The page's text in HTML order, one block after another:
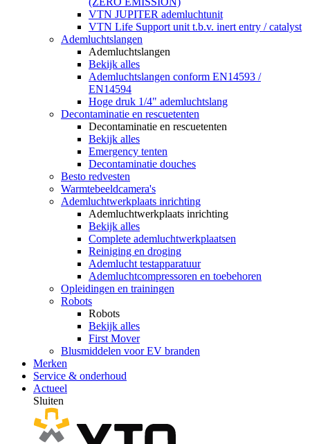
VTN JUPITER ademluchtunit
VTN Life Support unit t.b.v. inert entry / catalyst
Ademluchtslangen
Ademluchtslangen
Bekijk alles
Ademluchtslangen conform EN14593 /
EN14594
Hoge druk 1/4" ademluchtslang
Decontaminatie en rescuetenten
Decontaminatie en rescuetenten
Bekijk alles
Emergency tenten
Decontaminatie douches
Besto redvesten
Warmtebeeldcamera's
Ademluchtwerkplaats inrichting
Ademluchtwerkplaats inrichting
Bekijk alles
Complete ademluchtwerkplaatsen
Reiniging en droging
Ademlucht testapparatuur
Ademluchtcompressoren en toebehoren
Opleidingen en trainingen
Robots
Robots
Bekijk alles
First Mover
Blusmiddelen voor EV branden
Merken
Service & onderhoud
Actueel
Sluiten